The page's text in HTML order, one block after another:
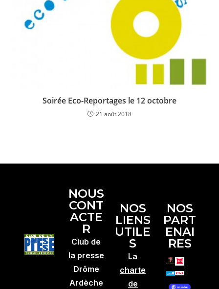
Soirée Eco-Reportages le 12 octobre
21 août 2018
NOUS
CONT
ACTE
R
Club de
la presse
Drôme
Ardèche
NOS
LIENS
UTILE
S
La
charte
de
NOS
PART
ENAI
RES